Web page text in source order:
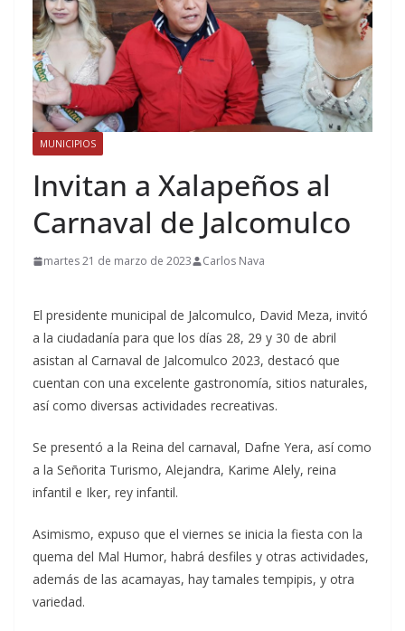
MUNICIPIOS
Invitan a Xalapeños al
Carnaval de Jalcomulco
martes 21 de marzo de 2023 Carlos Nava
El presidente municipal de Jalcomulco, David Meza, invitó
a la ciudadanía para que los días 28, 29 y 30 de abril
asistan al Carnaval de Jalcomulco 2023, destacó que
cuentan con una excelente gastronomía, sitios naturales,
así como diversas actividades recreativas.
Se presentó a la Reina del carnaval, Dafne Yera, así como
a la Señorita Turismo, Alejandra, Karime Alely, reina
infantil e Iker, rey infantil.
Asimismo, expuso que el viernes se inicia la fiesta con la
quema del Mal Humor, habrá desfiles y otras actividades,
además de las acamayas, hay tamales tempipis, y otra
variedad.